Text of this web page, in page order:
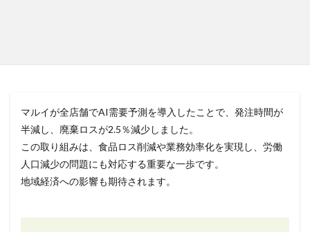
マルイが全店舗でAI需要予測を導入したことで、発注時間が
半減し、廃棄ロスが2.5％減少しました。
この取り組みは、食品ロス削減や業務効率化を実現し、労働
人口減少の問題にも対応する重要な一歩です。
地域経済への影響も期待されます。